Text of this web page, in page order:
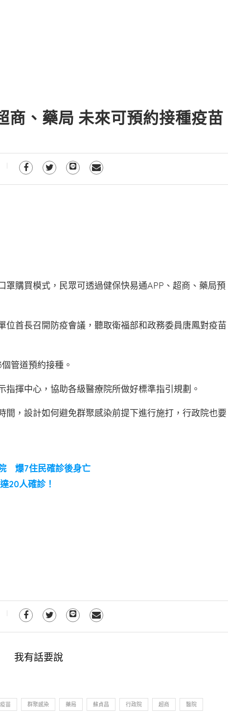
商、藥局 未來可預約接種疫苗
罩購買模式，民眾可透過健保快易通APP、超商、藥局預
位首長召開防疫會議，聽取衛福部和政務委員唐鳳對疫苗
管道預約接種。
揮中心，協助各級醫療院所做好標準指引規劃。
間，設計如何避免群聚感染前提下進行施打，行政院也要
爆7住民確診後身亡
20人確診！
我有話要說
疫苗 群聚感染 藥局 蘇貞昌 行政院 超商 醫院